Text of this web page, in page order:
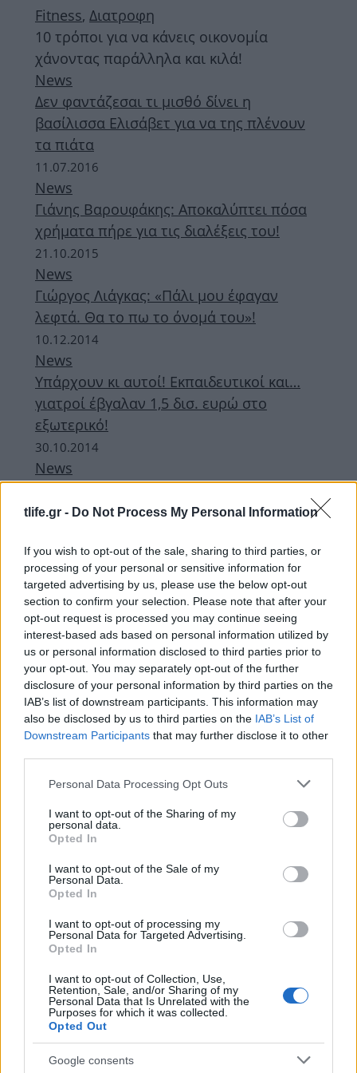
tlife.gr - Do Not Process My Personal Information
If you wish to opt-out of the sale, sharing to third parties, or
processing of your personal or sensitive information for
targeted advertising by us, please use the below opt-out
section to confirm your selection. Please note that after your
opt-out request is processed you may continue seeing
interest-based ads based on personal information utilized by
us or personal information disclosed to third parties prior to
your opt-out. You may separately opt-out of the further
disclosure of your personal information by third parties on the
IAB’s list of downstream participants. This information may
also be disclosed by us to third parties on the IAB’s List of
Downstream Participants that may further disclose it to other
Please note that this website/app uses one or more Google
not limited to your visit or usage behaviour. You may click to
grant or deny consent to Google and its third-party tags to
use your data for below specified purposes in below Google
consent section.
Personal Data Processing Opt Outs
I want to opt-out of the Sharing of my
personal data.
Opted In
I want to opt-out of the Sale of my
Personal Data.
Opted In
I want to opt-out of processing my
Personal Data for Targeted Advertising.
Opted In
I want to opt-out of Collection, Use,
Retention, Sale, and/or Sharing of my
Personal Data that Is Unrelated with the
Purposes for which it was collected.
Opted Out
Google consents
Fitness, Διατροφη
10 τρόποι για να κάνεις οικονομία
χάνοντας παράλληλα και κιλά!
News
Δεν φαντάζεσαι τι μισθό δίνει η
βασίλισσα Ελισάβετ για να της πλένουν
τα πιάτα
11.07.2016
News
Γιάνης Βαρουφάκης: Αποκαλύπτει πόσα
χρήματα πήρε για τις διαλέξεις του!
21.10.2015
News
Γιώργος Λιάγκας: «Πάλι μου έφαγαν
λεφτά. Θα το πω το όνομά του»!
10.12.2014
News
Υπάρχουν κι αυτοί! Εκπαιδευτικοί και…
γιατροί έβγαλαν 1,5 δισ. ευρώ στο
εξωτερικό!
30.10.2014
News
Πως συνελήφθη ο αστυνομικός μετά από
την καταγγελία γνωστής δημοσιογράφου
ΔΙΑΦΗΜΙΣΗ
Πού επένδυσε η Αθηνά Ωνάση τα λεφτά
που πήρε από τον Σκορπιό;
05.03.2014
News
– κρυψώνες στη Βουλιαγμένης που
έκρυβα τα κέρδη μου
02.03.2014
News
Κικίλιας, Καπερνάρος και Ρεπούση οι
βουλευτές που ελέγχονται γιατί έβγαλαν
λεφτά στο εξωτερικό